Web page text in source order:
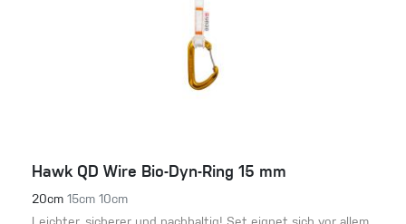
Hawk QD Wire Bio-Dyn-Ring 15 mm
20cm 15cm 10cm